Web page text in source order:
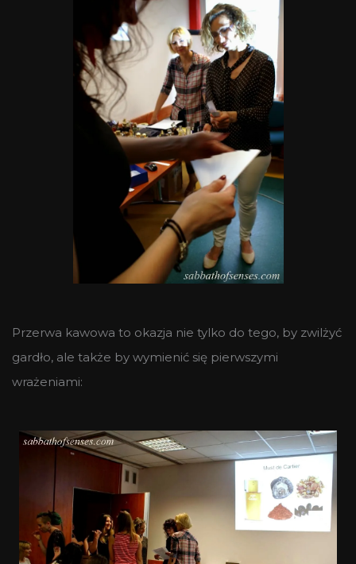
Przerwa kawowa to okazja nie tylko do tego, by zwilżyć
gardło, ale także by wymienić się pierwszymi
wrażeniami: